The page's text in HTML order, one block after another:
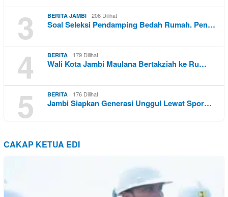
3 BERITA JAMBI 206 Dilihat
Soal Seleksi Pendamping Bedah Rumah. Pen…
4 BERITA 179 Dilihat
Wali Kota Jambi Maulana Bertakziah ke Ru…
5 BERITA 176 Dilihat
Jambi Siapkan Generasi Unggul Lewat Spor…
CAKAP KETUA EDI